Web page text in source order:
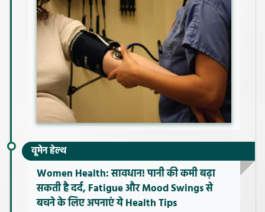
वूमेन हेल्थ
Women Health: सावधान! पानी की कमी बढ़ा
सकती है दर्द, Fatigue और Mood Swings से
बचने के लिए अपनाएं ये Health Tips